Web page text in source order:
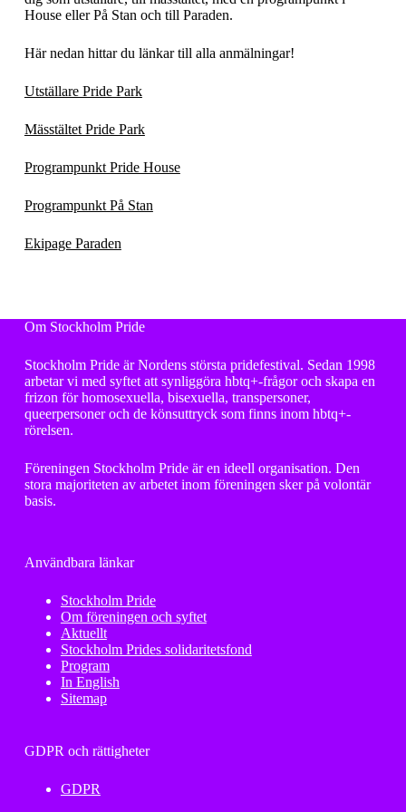
House eller På Stan och till Paraden.
Här nedan hittar du länkar till alla anmälningar!
Utställare Pride Park
Mässtältet Pride Park
Programpunkt Pride House
Programpunkt På Stan
Ekipage Paraden
Om Stockholm Pride
Stockholm Pride är Nordens största pridefestival. Sedan 1998
arbetar vi med syftet att synliggöra hbtq+-frågor och skapa en
frizon för homosexuella, bisexuella, transpersoner,
queerpersoner och de könsuttryck som finns inom hbtq+-
rörelsen.
Föreningen Stockholm Pride är en ideell organisation. Den
stora majoriteten av arbetet inom föreningen sker på volontär
basis.
Användbara länkar
Stockholm Pride
Om föreningen och syftet
Aktuellt
Stockholm Prides solidaritetsfond
Program
In English
Sitemap
GDPR och rättigheter
GDPR